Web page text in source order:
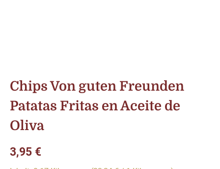
Chips Von guten Freunden
Patatas Fritas en Aceite de
Oliva
Regulärer Preis:
3,95 €